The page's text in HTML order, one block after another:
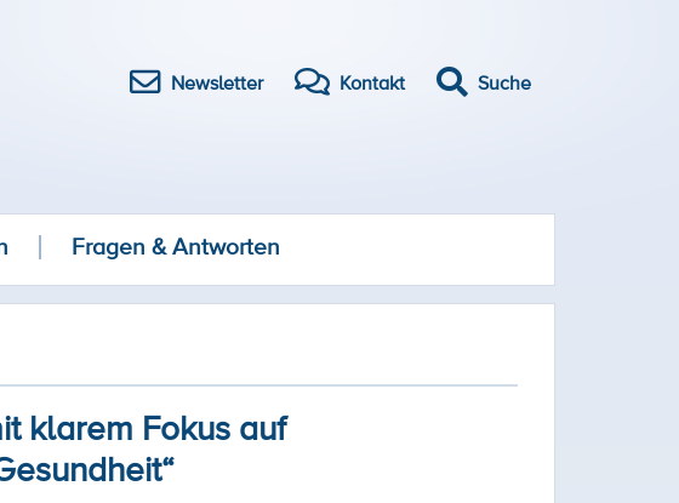
Newsletter Kontakt Suche
Fragen & Antworten
klarem Fokus auf